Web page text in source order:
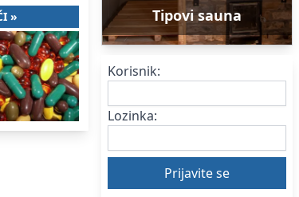
» Tipovi sauna
Korisnik:
Lozinka: